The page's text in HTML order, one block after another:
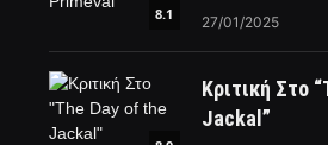
8.1 27/01/2025
Κριτική Στο
Jackal”